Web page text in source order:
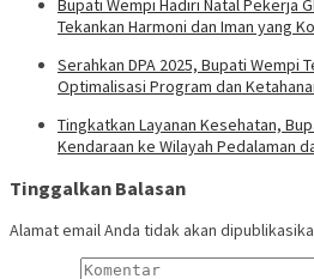
Bupati Wempi Hadiri Natal Pekerja
Tekankan Harmoni dan Iman yang
Serahkan DPA 2025, Bupati Wempi
Optimalisasi Program dan
Tingkatkan Layanan Kesehatan,
Kendaraan ke Wilayah Pedalaman
Tinggalkan Balasan
Alamat email Anda tidak akan